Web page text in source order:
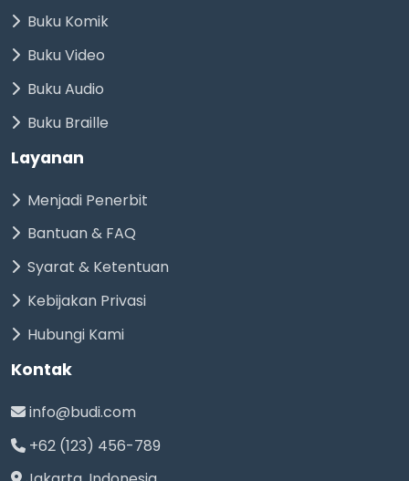
Buku Komik
Buku Video
Buku Audio
Buku Braille
Layanan
Menjadi Penerbit
Bantuan & FAQ
Syarat & Ketentuan
Kebijakan Privasi
Hubungi Kami
Kontak
info@budi.com
+62 (123) 456-789